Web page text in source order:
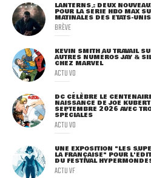
LANTERNS : DEUX
POUR LA SÉRIE HBO MAX
MATINALES DES ETATS-UNIS
BRÈVE
KEVIN SMITH AU TRAVAIL
AUTRES NUMÉROS JAY &
CHEZ MARVEL
ACTU VO
DC CÉLÈBRE LE
NAISSANCE DE JOE
SEPTEMBRE 2026 AVEC
SPÉCIALES
ACTU VO
UNE EXPOSITION "LES
LA FRANÇAISE" POUR
DU FESTIVAL
ACTU VF